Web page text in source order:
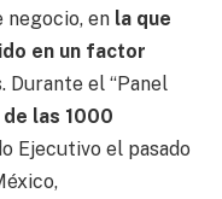
negocio, en la que
en un factor
Durante el “Panel
de las 1000
Ejecutivo el pasado